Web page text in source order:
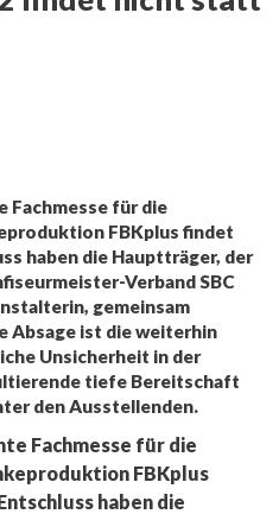
Fachmesse für die
FBKplus findet
haben die Hauptträger, der
Verband SBC
gemeinsam
Absage ist die weiterhin
Unsicherheit in der
tiefe Bereitschaft
den Ausstellenden.
Fachmesse für die
FBKplus
haben die